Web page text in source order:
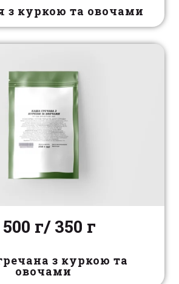
з куркою та овочами
500 г/ 350 г
з куркою та
овочами